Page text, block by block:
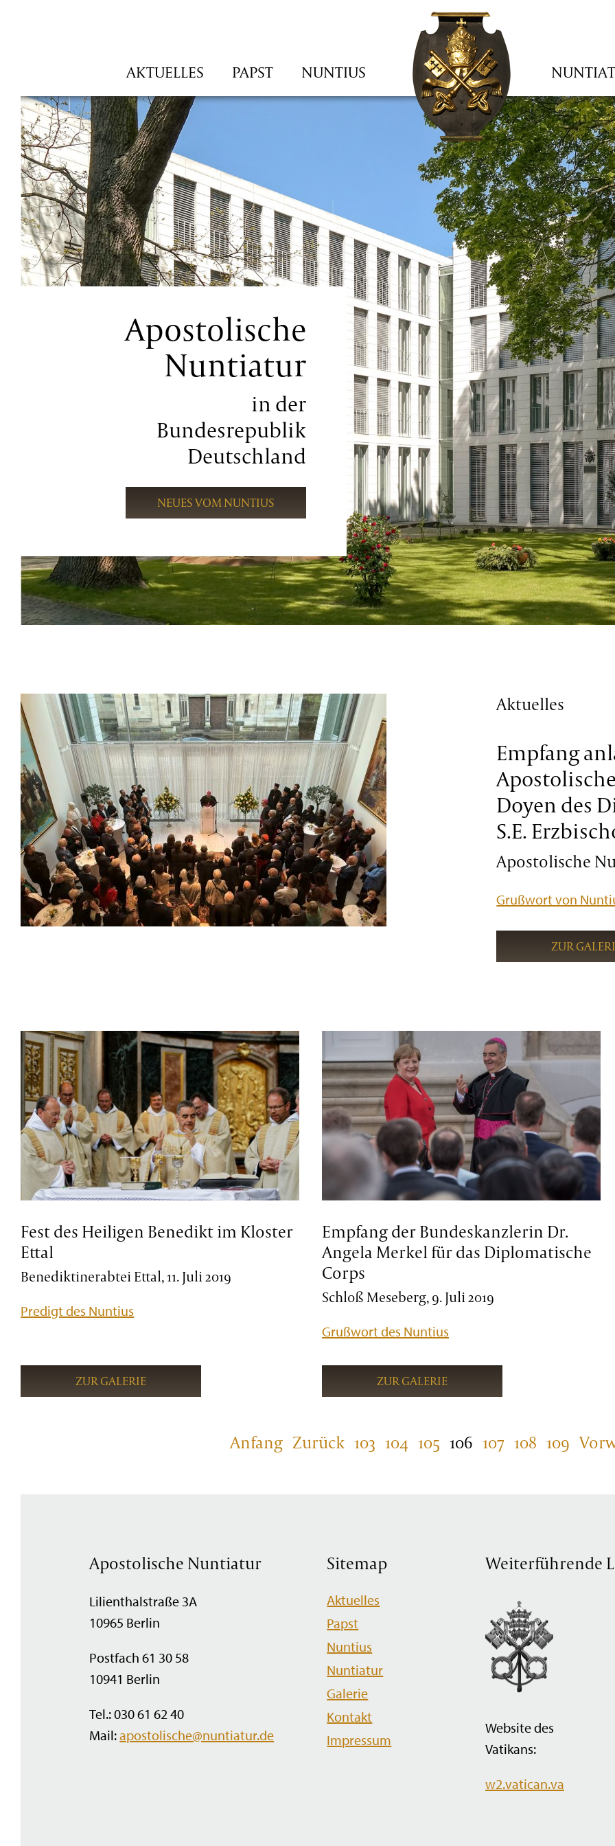
Navigation
überspringen
AKTUELLES PAPST NUNTIUS
Apostolische
Nuntiatur
in der
Bundesrepublik
Deutschland
NEUES VOM NUNTIUS
Aktuelles
Empfang
Doyen des
S.E.
Apostolische
Grußwort von
ZUR
Fest des Heiligen Benedikt im Kloster
Ettal
Benediktinerabtei Ettal, 11. Juli 2019
Predigt des Nuntius
ZUR GALERIE
Empfang der Bundeskanzlerin Dr.
Angela Merkel für das Diplomatische
Corps
Schloß Meseberg, 9. Juli 2019
Grußwort des Nuntius
ZUR GALERIE
Anfang Zurück 103 104 105 106 107 108 109
Apostolische Nuntiatur
Lilienthalstraße 3A
10965 Berlin
Postfach 61 30 58
10941 Berlin
Tel.: 030 61 62 40
Mail:apostolische@nuntiatur.de
Sitemap
Navigation
überspringen
Aktuelles
Papst
Nuntius
Nuntiatur
Galerie
Kontakt
Impressum
Weiterführende
Website des
Vatikans:
w2.vatican.va